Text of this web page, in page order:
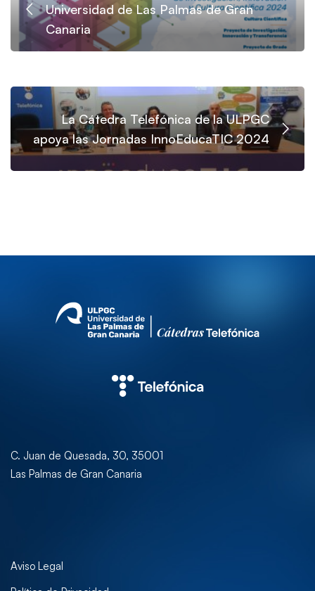
Universidad de Las Palmas de Gran
Canaria
La Cátedra Telefónica de la ULPGC
apoya las Jornadas InnoEducaTIC 2024
C. Juan de Quesada, 30, 35001
Las Palmas de Gran Canaria
Aviso Legal